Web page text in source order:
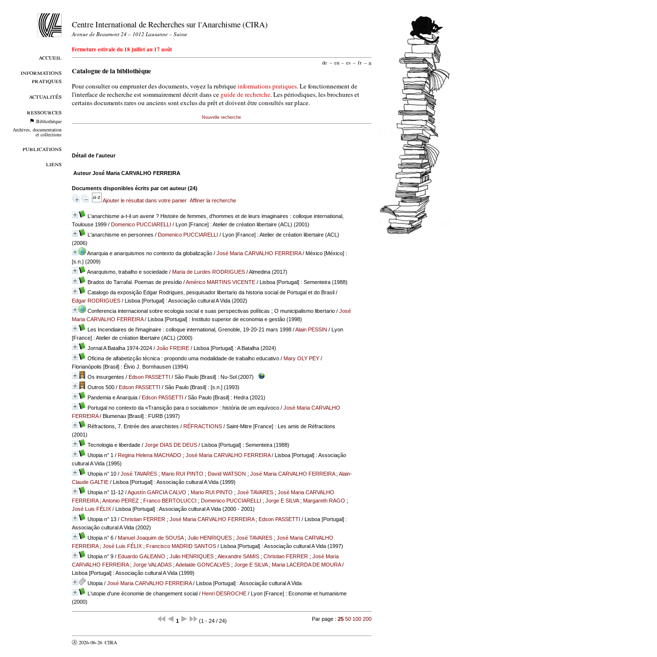
accueil
informations
pratiques
actualités
ressources
Bibliothèque
Archives, documentation
et collections
publications
liens
Centre International de Recherches sur l'Anarchisme (CIRA)
Avenue de Beaumont 24 – 1012 Lausanne – Suisse
Fermeture estivale du 18 juillet au 17 août
de – en – es – fr – it
Catalogue de la bibliothèque
Pour consulter ou emprunter des documents, voyez la rubriqueinformations pratiques. Le fonctionnement de
l'interface de recherche est sommairement décrit dans ce guide de recherche. Les périodiques, les brochures et
certains documents rares ou anciens sont exclus du prêt et doivent être consultés sur place.
Nouvelle recherche
Détail de l'auteur
Auteur José Maria CARVALHO FERREIRA
Documents disponibles écrits par cet auteur (24)
Ajouter le résultat dans votre panier Affiner la recherche
L'anarchisme a-t-il un avenir ? Histoire de femmes, d'hommes et de leurs imaginaires : colloque international,
Toulouse 1999/ Domenico PUCCIARELLI / Lyon [France] : Atelier de création libertaire (ACL) (2001)
L'anarchisme en personnes / Domenico PUCCIARELLI / Lyon [France] : Atelier de création libertaire (ACL)
(2006)
Anarquia e anarquismos no contexto da globalização/ José Maria CARVALHO FERREIRA/ México [México] :
[s.n.] (2009)
Anarquismo, trabalho e sociedade/ Maria de Lurdes RODRIGUES/ Almedina (2017)
Brados do Tarrafal. Poemas de presídio/Américo MARTINS VICENTE/ Lisboa [Portugal] : Sementeira (1988)
Catalogo da exposição Edgar Rodrigues, pesquisador libertario da historia social de Portugal et do Brasil/
Edgar RODRIGUES/ Lisboa [Portugal] : Associação cultural A Vida (2002)
Conferencia internacional sobre ecologia social e suas perspectivas políticas ; O municipalismo libertario/ José
Maria CARVALHO FERREIRA/ Lisboa [Portugal] : Instituto superior de economia e gestão (1998)
Les Incendiaires de l'imaginaire : colloque international, Grenoble, 19-20-21 mars 1998/Alain PESSIN / Lyon
[France] : Atelier de création libertaire (ACL) (2000)
Jornal A Batalha 1974-2024/ João FREIRE/ Lisboa [Portugal] : A Batalha (2024)
Oficina de alfabetizção técnica : propondo uma modalidade de trabalho educativo/ Mary OLY PEY/
Florianópolis [Brasil] : Élvio J. Bornhausen (1994)
Os insurgentes / Edson PASSETTI / São Paulo [Brasil] : Nu-Sol (2007)
Outros 500/ Edson PASSETTI / São Paulo [Brasil] : [s.n.] (1993)
Pandemia e Anarquia/ Edson PASSETTI / São Paulo [Brasil] : Hedra (2021)
Portugal no contexto da «Transição para o socialismo» : história de um equívoco/ José Maria CARVALHO
FERREIRA/ Blumenau [Brasil] : FURB (1997)
Réfractions, 7. Entrée des anarchistes / RÉFRACTIONS/ Saint-Mitre [France] : Les amis de Réfractions
(2001)
Tecnologia e liberdade/ Jorge DIAS DE DEUS/ Lisboa [Portugal] : Sementeira (1988)
Utopia n° 1 / Regina Helena MACHADO ; José Maria CARVALHO FERREIRA/ Lisboa [Portugal] : Associação
cultural A Vida (1995)
Utopia n° 10/ José TAVARES; Mario RUI PINTO ; David WATSON ; José Maria CARVALHO FERREIRA; Alain-
Claude GALTIE/ Lisboa [Portugal] : Associação cultural A Vida (1999)
Utopia n° 11-12/Agustín GARCIA CALVO ; Mario RUI PINTO ; José TAVARES; José Maria CARVALHO
FERREIRA; Antonio PEREZ; Franco BERTOLUCCI ; Domenico PUCCIARELLI ; Jorge E SILVA; Margareth RAGO ;
José Luis FÉLIX/ Lisboa [Portugal] : Associação cultural A Vida (2000 - 2001)
Utopia n° 13/ Christian FERRER; José Maria CARVALHO FERREIRA; Edson PASSETTI / Lisboa [Portugal] :
Associação cultural A Vida (2002)
Utopia n° 6/ Manuel Joaquim de SOUSA; Julio HENRIQUES; José TAVARES; José Maria CARVALHO
FERREIRA; José Luis FÉLIX; Francisco MADRID SANTOS/ Lisboa [Portugal] : Associação cultural A Vida (1997)
Utopia n° 9/ Eduardo GALEANO ; Julio HENRIQUES; Alexandre SAMIS; Christian FERRER; José Maria
CARVALHO FERREIRA; Jorge VALADAS; Adelaide GONCALVES; Jorge E SILVA; Maria LACERDA DE MOURA/
Lisboa [Portugal] : Associação cultural A Vida (1999)
Utopia/ José Maria CARVALHO FERREIRA/ Lisboa [Portugal] : Associação cultural A Vida
L'utopie d'une économie de changement social/ Henri DESROCHE/ Lyon [France] : Economie et humanisme
(2000)
1 (1 - 24 / 24) Par page :25 50 100 200
Ⓐ 2026-06-26 CIRA